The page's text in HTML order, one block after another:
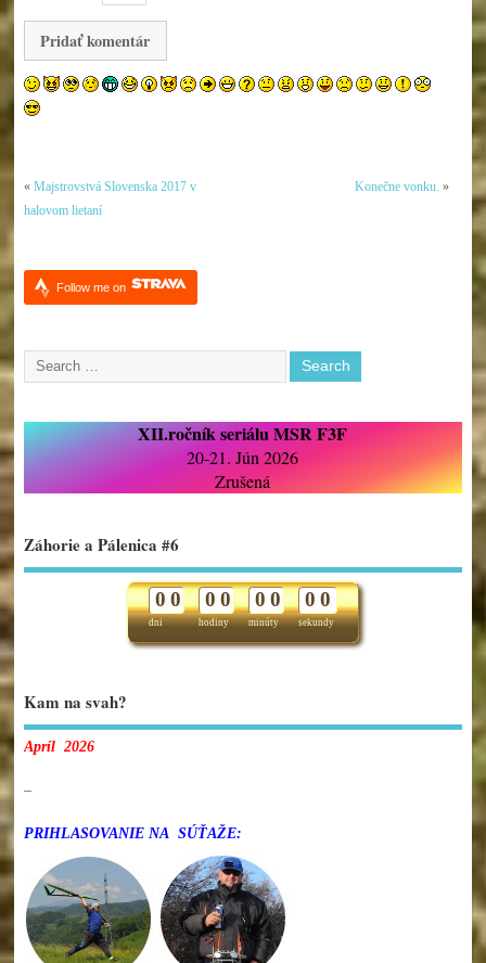
« Majstrovstvá Slovenska 2017 v
halovom lietaní
Konečne vonku. »
Follow me on
XII.ročník seriálu MSR F3F
20-21. Jún 2026
Zrušená
Záhorie a Pálenica #6
dni
0 0
hodiny
0 0
minúty
0 0
sekundy
0 0
Kam na svah?
Apríl 2026
–
PRIHLASOVANIE NA SÚŤAŽE: